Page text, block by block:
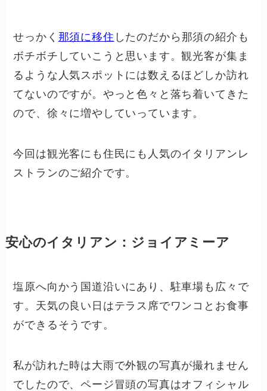
せっかく 那須に移住 したのだから那須の紹介も
ボチボチしていこうと思います。観光客が集ま
るような人気スポットには数えるほどしか訪れ
てないのですが。やっと色々と落ち着いてきた
ので、徐々に増やしていっています。
今回は観光客にも住民にも人気のイタリアンレ
ストランのご紹介です。
安心のイタリアン：ジョイアミーア
塩原へ向かう国道沿いにあり、駐車場も広々で
す。天気の良い日はテラス席でワンコとお食事
ができるそうです。
私が訪れた時は大雨で外観の写真が撮れません
でしたので、ページ冒頭の写真はオフィシャル